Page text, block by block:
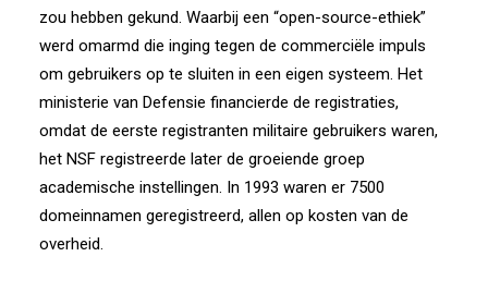
zou hebben gekund. Waarbij een “open-source-ethiek”
werd omarmd die inging tegen de commerciële impuls
om gebruikers op te sluiten in een eigen systeem. Het
ministerie van Defensie financierde de registraties,
omdat de eerste registranten militaire gebruikers waren,
het NSF registreerde later de groeiende groep
academische instellingen. In 1993 waren er 7500
domeinnamen geregistreerd, allen op kosten van de
overheid.